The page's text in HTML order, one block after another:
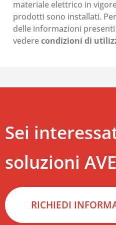
materiale elettrico in
prodotti sono installati.
delle informazioni
vederecondizioni di
Sei
soluzioni
RICHIEDI